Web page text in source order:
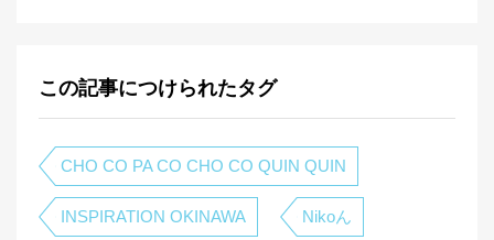
この記事につけられたタグ
CHO CO PA CO CHO CO QUIN QUIN
INSPIRATION OKINAWA Nikoん